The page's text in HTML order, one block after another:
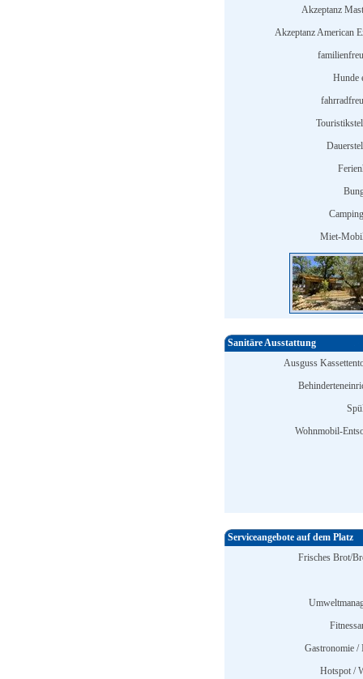
Akzeptanz
Akzeptanz American
Hunde
Miet-
Sanitäre Ausstattung
Ausguss
Wohnmobil-
Serviceangebote auf dem Platz
Frisches Brot/
Gastronomie /
Hotspot /